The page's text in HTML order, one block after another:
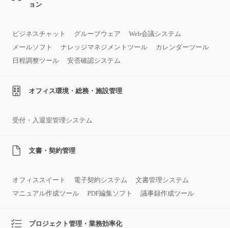
ョン
ビジネスチャット グループウェア
Web会議システム
メールソフト
ナレッジマネジメントツール
カレンダーツール
日程調整ツール
安否確認システム
オフィス環境・総務・施設管理
受付・入退室管理システム
文書・契約管理
オフィススイート 電子契約システム
文書管理システム
マニュアル作成ツール
PDF編集ソフト 議事録作成ツール
プロジェクト管理・業務効率化